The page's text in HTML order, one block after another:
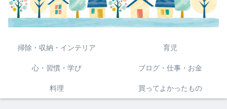
掃除・収納・インテリア 育児
心・習慣・学び ブログ・仕事・お金
料理 買ってよかったもの